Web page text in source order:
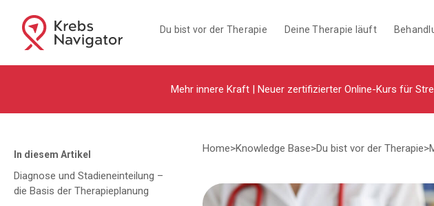
Du bist vor der Therapie Deine Therapie läuft
Mehr innere Kraft | Neuer zertifizierter Online-Kurs für
In diesem Artikel
Diagnose und Stadieneinteilung –
die Basis der Therapieplanung
Home>Knowledge Base>Du bist vor der Therapie>